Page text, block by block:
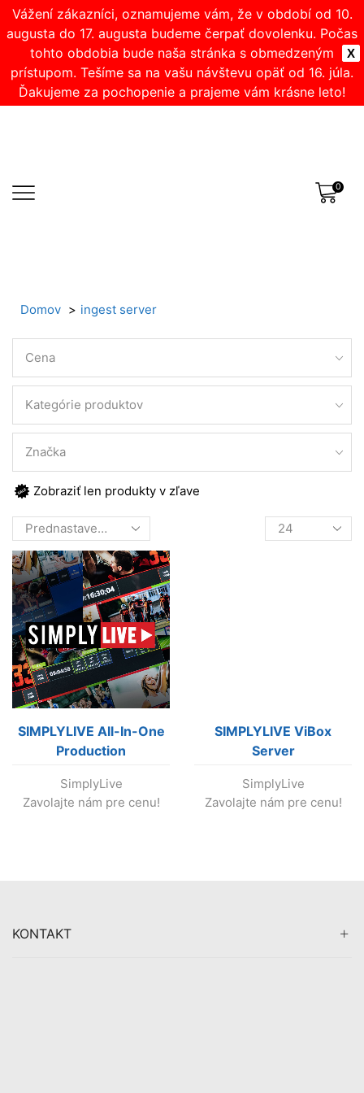
X
Vážení zákazníci, oznamujeme vám, že v období od 10.
augusta do 17. augusta budeme čerpať dovolenku. Počas
tohto obdobia bude naša stránka s obmedzeným
prístupom. Tešíme sa na vašu návštevu opäť od 16. júla.
Ďakujeme za pochopenie a prajeme vám krásne leto!
0
Domov ingest server
Cena
Kategórie produktov
Značka
Zobraziť len produkty v zľave
Products
per
SIMPLYLIVE All-In-One
Production
SimplyLive
Zavolajte nám pre cenu!
SIMPLYLIVE ViBox
Server
SimplyLive
Zavolajte nám pre cenu!
KONTAKT